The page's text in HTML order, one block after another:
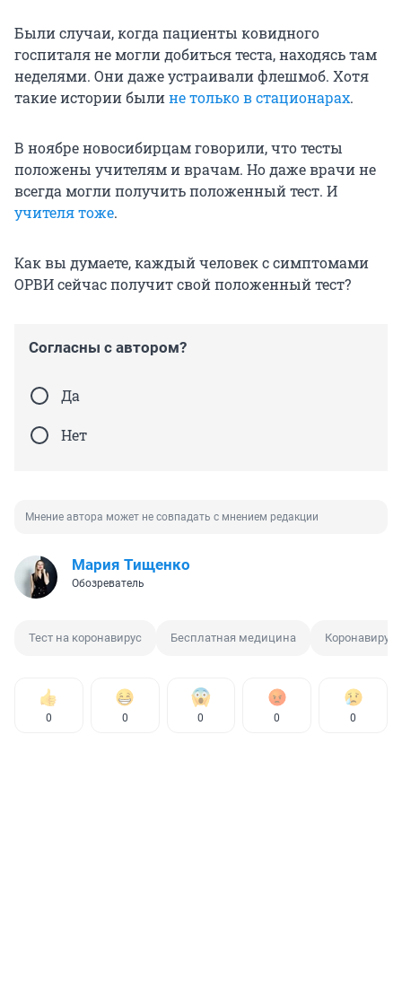
Были случаи, когда пациенты ковидного
госпиталя не могли добиться теста, находясь там
неделями. Они даже устраивали флешмоб. Хотя
такие истории былине только в стационарах.
В ноябре новосибирцам говорили, что тесты
положены учителям и врачам. Но даже врачи не
всегда могли получить положенный тест. И
учителя тоже.
Как вы думаете, каждый человек с симптомами
ОРВИ сейчас получит свой положенный тест?
Согласны с автором?
Да
Нет
Мнение автора может не совпадать с мнением редакции
Мария Тищенко
Обозреватель
Тест на коронавирус Бесплатная медицина Коронавирус
0 0 0 0 0